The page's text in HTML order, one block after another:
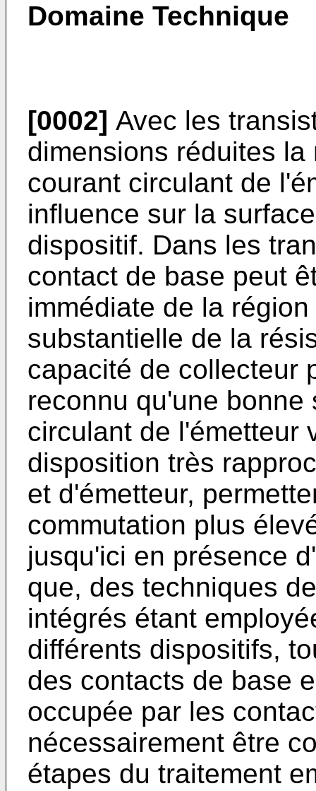
Domaine Technique
[0002] Avec les
dimensions réduites
courant circulant de
influence sur la
dispositif. Dans les
contact de base peut
immédiate de la
substantielle de la
capacité de collecteur
reconnu qu'une
circulant de l'émetteur
disposition très
et d'émetteur,
commutation plus
jusqu'ici en présence
que, des techniques
intégrés étant
différents dispositifs,
des contacts de base
occupée par les
nécessairement être
étapes du traitement